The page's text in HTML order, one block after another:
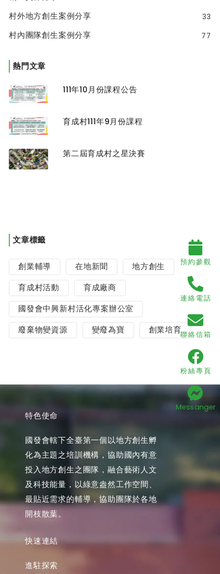
村外地方創生案例分享 33
村內團隊創生案例分享 77
熱門文章
111年10月份課程公告
育成村111年9月份課程
第二屆育成村之星決賽
文章標籤
創業輔導 在地新聞
地方創生
育成村活動
育成廠商
國發會中興新村活化專案辦公室
廢棄物變資源
變廢為寶 創業培育
預約參觀
連絡電話
聯絡信箱
粉絲專頁
Messanger
特色使命
國發會轄下全臺第一個以地方創生孵
化為主題之培訓機構，協助國內有意
投入地方創生之團隊，融合藝術人文
及科技能量，以綠意盎然工作空間、
最貼近需求的輔導，協助團隊於各地
開枝散葉。
快速連結
進駐探索